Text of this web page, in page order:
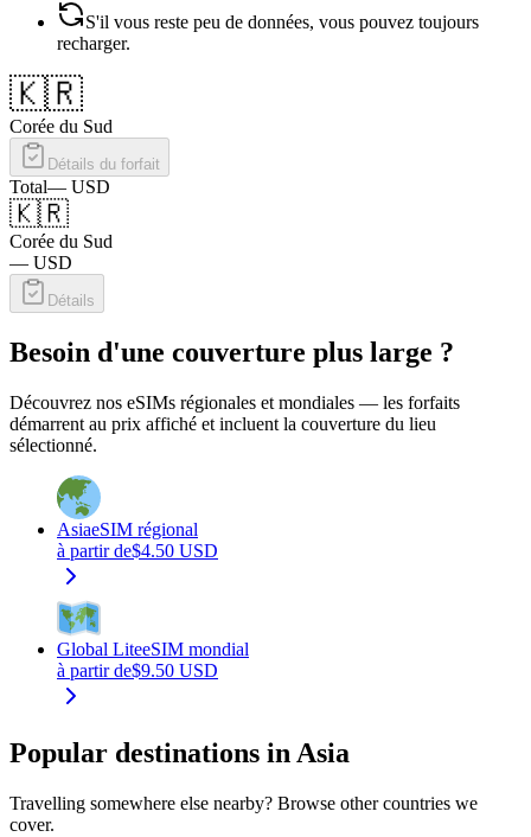
S'il vous reste peu de données, vous pouvez toujours
recharger.
🇰🇷
Corée du Sud
Détails du forfait
Total— USD
🇰🇷
Corée du Sud
— USD
Détails
Besoin d'une couverture plus large ?
Découvrez nos eSIMs régionales et mondiales — les forfaits
démarrent au prix affiché et incluent la couverture du lieu
sélectionné.
AsiaeSIM régional
à partir de$4.50 USD
Global LiteeSIM mondial
à partir de$9.50 USD
Popular destinations in Asia
Travelling somewhere else nearby? Browse other countries we
cover.